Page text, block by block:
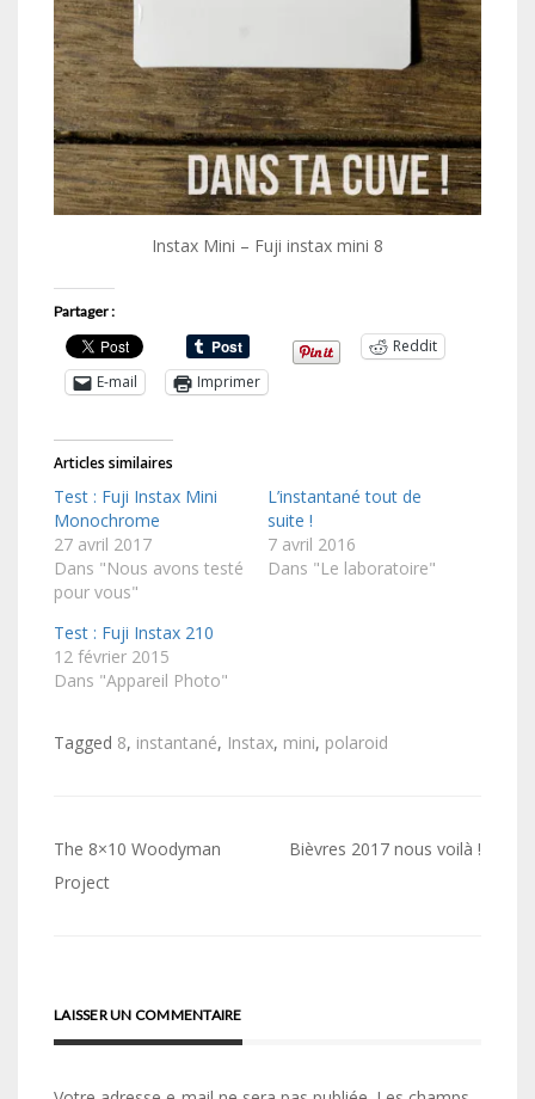
Instax Mini – Fuji instax mini 8
Partager :
Reddit
E-mail
Imprimer
Articles similaires
Test : Fuji Instax Mini
Monochrome
27 avril 2017
Dans "Nous avons testé
pour vous"
L’instantané tout de
suite !
7 avril 2016
Dans "Le laboratoire"
Test : Fuji Instax 210
12 février 2015
Dans "Appareil Photo"
Tagged 8, instantané, Instax, mini, polaroid
Navigation
de
The 8×10 Woodyman
Project
Bièvres 2017 nous voilà !
LAISSER UN COMMENTAIRE